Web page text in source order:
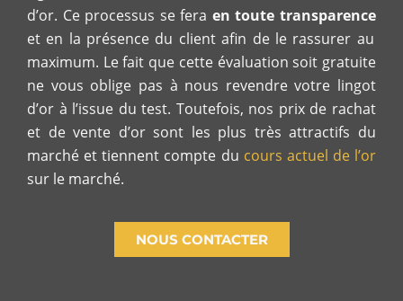
d’or. Ce processus se fera en toute transparence
et en la présence du client afin de le rassurer au
maximum. Le fait que cette évaluation soit gratuite
ne vous oblige pas à nous revendre votre lingot
d’or à l’issue du test. Toutefois, nos prix de rachat
et de vente d’or sont les plus très attractifs du
marché et tiennent compte du cours actuel de l’or
sur le marché.
NOUS CONTACTER